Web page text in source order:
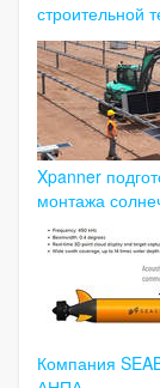
строительной
Xpanner
монтажа
Компания